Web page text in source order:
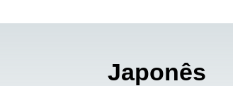
Japonês